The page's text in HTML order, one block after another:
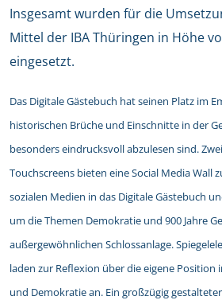
Insgesamt wurden für die
Mittel der IBA Thüringen in Höhe
eingesetzt.
Das Digitale Gästebuch hat seinen Platz im
historischen Brüche und Einschnitte in der
besonders eindrucksvoll abzulesen sind.
Touchscreens bieten eine Social Media Wall
sozialen Medien in das Digitale Gästebuch
um die Themen Demokratie und 900 Jahre
außergewöhnlichen Schlossanlage.
laden zur Reflexion über die eigene Position
und Demokratie an. Ein großzügig